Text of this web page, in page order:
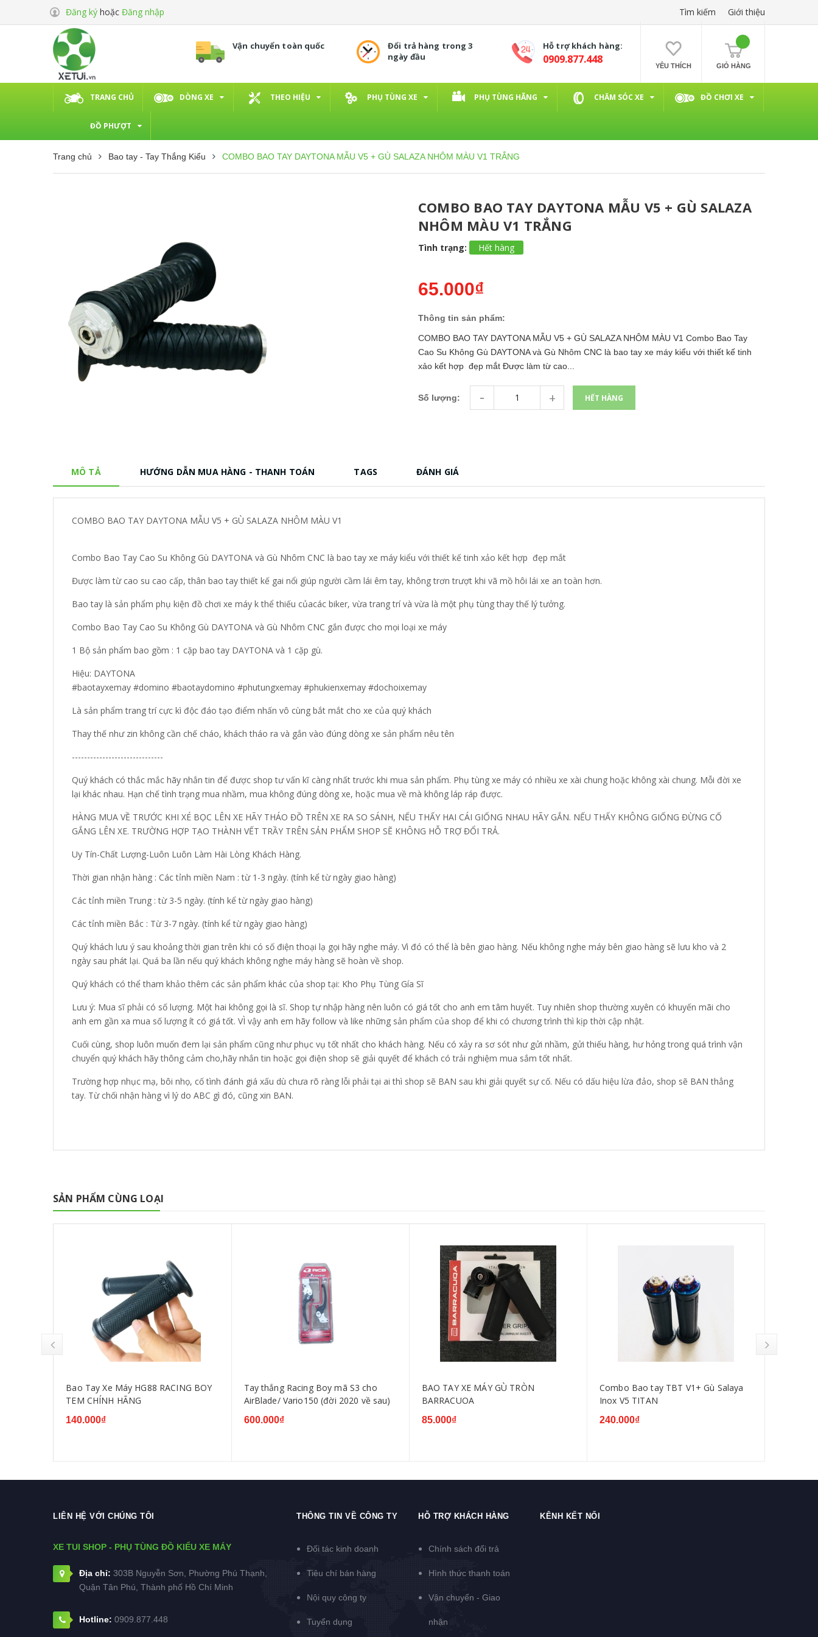
Đăng ký hoặc Đăng nhập Tìm kiếm Giới thiệu
Vận chuyển toàn quốc
Đổi trả hàng trong 3
ngày đầu
Hỗ trợ khách hàng:
0909.877.448 YÊU THÍCH GIỎ HÀNG
TRANG CHỦ DÒNG XE THEO HIỆU PHỤ TÙNG XE PHỤ TÙNG HÃNG CHĂM SÓC XE ĐỒ CHƠI XE
ĐỒ PHƯỢT
Trang chủ Bao tay - Tay Thắng Kiểu COMBO BAO TAY DAYTONA MẪU V5 + GÙ SALAZA NHÔM MÀU V1 TRẮNG
COMBO BAO TAY DAYTONA MẪU V5 + GÙ SALAZA
NHÔM MÀU V1 TRẮNG
Tình trạng: Hết hàng
65.000₫
Thông tin sản phẩm:
COMBO BAO TAY DAYTONA MẪU V5 + GÙ SALAZA NHÔM MÀU V1 Combo Bao Tay
Cao Su Không Gù DAYTONA và Gù Nhôm CNC là bao tay xe máy kiểu với thiết kế tinh
xảo kết hợp đẹp mắt Được làm từ cao...
Số lượng: - + HẾT HÀNG
MÔ TẢ HƯỚNG DẪN MUA HÀNG - THANH TOÁN TAGS ĐÁNH GIÁ
COMBO BAO TAY DAYTONA MẪU V5 + GÙ SALAZA NHÔM MÀU V1
Combo Bao Tay Cao Su Không Gù DAYTONA và Gù Nhôm CNC là bao tay xe máy kiểu với thiết kế tinh xảo kết hợp đẹp mắt
Được làm từ cao su cao cấp, thân bao tay thiết kế gai nổi giúp người cầm lái êm tay, không trơn trượt khi vã mồ hôi lái xe an toàn hơn.
Bao tay là sản phẩm phụ kiện đồ chơi xe máy k thể thiếu củacác biker, vừa trang trí và vừa là một phụ tùng thay thế lý tưởng.
Combo Bao Tay Cao Su Không Gù DAYTONA và Gù Nhôm CNC gắn được cho mọi loại xe máy
1 Bộ sản phẩm bao gồm : 1 cặp bao tay DAYTONA và 1 cặp gù.
Hiệu: DAYTONA
#baotayxemay #domino #baotaydomino #phutungxemay #phukienxemay #dochoixemay
Là sản phẩm trang trí cực kì độc đáo tạo điểm nhấn vô cùng bắt mắt cho xe của quý khách
Thay thế như zin không cần chế cháo, khách tháo ra và gắn vào đúng dòng xe sản phẩm nêu tên
------------------------------
Quý khách có thắc mắc hãy nhắn tin để được shop tư vấn kĩ càng nhất trước khi mua sản phẩm. Phụ tùng xe máy có nhiều xe xài chung hoặc không xài chung. Mỗi đời xe
lại khác nhau. Hạn chế tình trạng mua nhầm, mua không đúng dòng xe, hoặc mua về mà không láp ráp được.
HÀNG MUA VỀ TRƯỚC KHI XÉ BỌC LÊN XE HÃY THÁO ĐỒ TRÊN XE RA SO SÁNH, NẾU THẤY HAI CÁI GIỐNG NHAU HÃY GẮN. NẾU THẤY KHÔNG GIỐNG ĐỪNG CỐ
GẮNG LÊN XE. TRƯỜNG HỢP TẠO THÀNH VẾT TRẦY TRÊN SẢN PHẨM SHOP SẼ KHÔNG HỖ TRỢ ĐỔI TRẢ.
Uy Tín-Chất Lượng-Luôn Luôn Làm Hài Lòng Khách Hàng.
Thời gian nhận hàng : Các tỉnh miền Nam : từ 1-3 ngày. (tính kể từ ngày giao hàng)
Các tỉnh miền Trung : từ 3-5 ngày. (tính kể từ ngày giao hàng)
Các tỉnh miền Bắc : Từ 3-7 ngày. (tính kể từ ngày giao hàng)
Quý khách lưu ý sau khoảng thời gian trên khi có số điện thoại lạ gọi hãy nghe máy. Vì đó có thể là bên giao hàng. Nếu không nghe máy bên giao hàng sẽ lưu kho và 2
ngày sau phát lại. Quá ba lần nếu quý khách không nghe máy hàng sẽ hoàn về shop.
Quý khách có thể tham khảo thêm các sản phẩm khác của shop tại: Kho Phụ Tùng Gía Sĩ
Lưu ý: Mua sĩ phải có số lượng. Một hai không gọi là sĩ. Shop tự nhập hàng nên luôn có giá tốt cho anh em tâm huyết. Tuy nhiên shop thường xuyên có khuyến mãi cho
anh em gần xa mua số lượng ít có giá tốt. VÌ vậy anh em hãy follow và like những sản phẩm của shop để khi có chương trình thì kịp thời cập nhật.
Cuối cùng, shop luôn muốn đem lại sản phẩm cũng như phục vụ tốt nhất cho khách hàng. Nếu có xảy ra sơ sót như gửi nhầm, gửi thiếu hàng, hư hỏng trong quá trình vận
chuyển quý khách hãy thông cảm cho,hãy nhắn tin hoặc gọi điện shop sẽ giải quyết để khách có trải nghiệm mua sắm tốt nhất.
Trường hợp nhục mạ, bôi nhọ, cố tình đánh giá xấu dù chưa rõ ràng lỗi phải tại ai thì shop sẽ BAN sau khi giải quyết sự cố. Nếu có dấu hiệu lừa đảo, shop sẽ BAN thẳng
tay. Từ chối nhận hàng vì lý do ABC gì đó, cũng xin BAN.
SẢN PHẨM CÙNG LOẠI
Bao Tay Xe Máy HG88 RACING BOY
TEM CHÍNH HÃNG
140.000₫
Tay thắng Racing Boy mã S3 cho
AirBlade/ Vario150 (đời 2020 về sau)
600.000₫
BAO TAY XE MÁY GÙ TRÒN
BARRACUOA
85.000₫
Combo Bao tay TBT V1+ Gù Salaya
Inox V5 TITAN
240.000₫
LIÊN HỆ VỚI CHÚNG TÔI
XE TUI SHOP - PHỤ TÙNG ĐỒ KIỂU XE MÁY
Địa chỉ: 303B Nguyễn Sơn, Phường Phú Thạnh,
Quận Tân Phú, Thành phố Hồ Chí Minh
Hotline: 0909.877.448
THÔNG TIN VỀ CÔNG TY
Đối tác kinh doanh
Tiêu chí bán hàng
Nội quy công ty
Tuyển dụng
HỖ TRỢ KHÁCH HÀNG
Chính sách đổi trả
Hình thức thanh toán
Vận chuyển - Giao
nhận
KÊNH KẾT NỐI